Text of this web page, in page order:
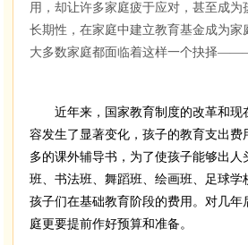
用，却让许多家庭疲于应对，甚至成
长期性，在家庭中建立教育基金成为
大多数家庭都面临着这样一个抉择
近年来，国家教育制度的改革和现
容发生了显著变化，孩子的教育支出
多的课外辅导书，为了使孩子能够出
班、书法班、舞蹈班、绘画班、足球
孩子们在基础教育阶段的费用。对几
庭更要提前作好预算和准备。